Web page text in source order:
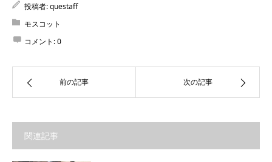
投稿者:questaff
モスコット
コメント:0
前の記事 次の記事
関連記事